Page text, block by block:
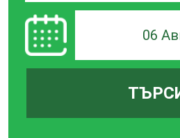
06